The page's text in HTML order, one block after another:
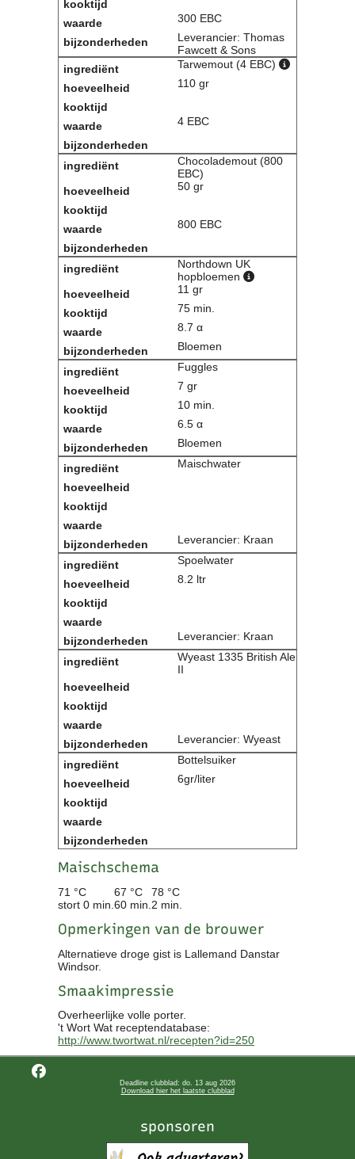
300 EBC
Leverancier: Thomas
Fawcett & Sons
Tarwemout (4 EBC)
110 gr
4 EBC
Chocolademout (800
EBC)
50 gr
800 EBC
Northdown UK
hopbloemen
11 gr
75 min.
8.7 α
Bloemen
Fuggles
7 gr
10 min.
6.5 α
Bloemen
Maischwater
Leverancier: Kraan
Spoelwater
8.2 ltr
Leverancier: Kraan
Wyeast 1335 British Ale
II
Leverancier: Wyeast
Bottelsuiker
6gr/liter
Maischschema
71 °C 67 °C
78 °C
stort 0 min. 60 min. 2 min.
Opmerkingen van de brouwer
Alternatieve droge gist is Lallemand Danstar
Windsor.
Smaakimpressie
Overheerlijke volle porter.
't Wort Wat receptendatabase:
http://www.twortwat.nl/recepten?id=250
Recepten
Recepten
Zoeken
Contact
Bericht
Locatie
Lid worden
Brouwcursus
Media
Artikelen
Foto's
Nieuwsflitsen
Video
Sponsoren
Inloggen
Deadline clubblad: do. 13 aug 2026
Download hier het laatste clubblad
sponsoren